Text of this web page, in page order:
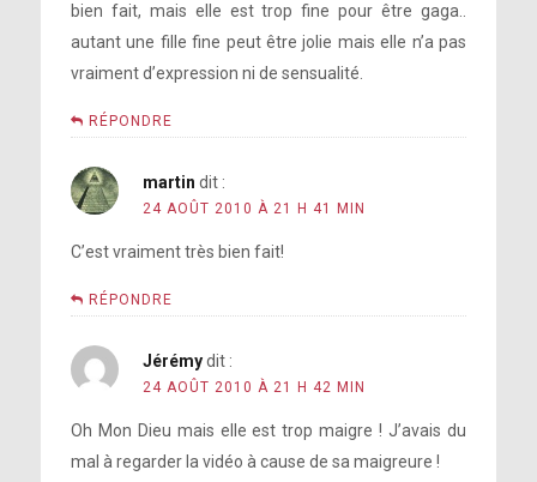
bien fait, mais elle est trop fine pour être gaga..
autant une fille fine peut être jolie mais elle n’a pas
vraiment d’expression ni de sensualité.
RÉPONDRE
martin dit :
24 AOÛT 2010 À 21 H 41 MIN
C’est vraiment très bien fait!
RÉPONDRE
Jérémy dit :
24 AOÛT 2010 À 21 H 42 MIN
Oh Mon Dieu mais elle est trop maigre ! J’avais du
mal à regarder la vidéo à cause de sa maigreure !